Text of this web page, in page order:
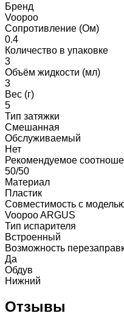
Бренд
Voopoo
Сопротивление (Ом)
0.4
Количество в упаковке
3
Объём жидкости (мл)
3
Вес (г)
5
Тип затяжки
Смешанная
Обслуживаемый
Нет
Рекомендуемое
50/50
Материал
Пластик
Совместимость с
Voopoo ARGUS
Тип испарителя
Встроенный
Возможность
Да
Обдув
Нижний
Отзывы